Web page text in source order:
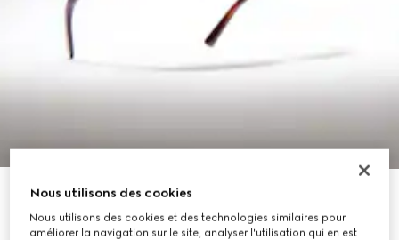
Lunettes de soleil à monture géométrique
€ 320
Déclinaisonsmarron couleur écaille de tortue
Nous utilisons des cookies
Nous utilisons des cookies et des technologies similaires pour
améliorer la navigation sur le site, analyser l'utilisation qui en est